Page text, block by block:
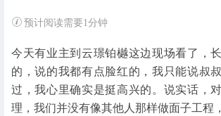
预计阅读需要1分钟
今天有业主到云璟铂樾这边现场看了，
的，说的我都有点脸红的，我只能说叔
过，我心里确实是挺高兴的。说实话，
理，我们并没有像其他人那样做面子工程